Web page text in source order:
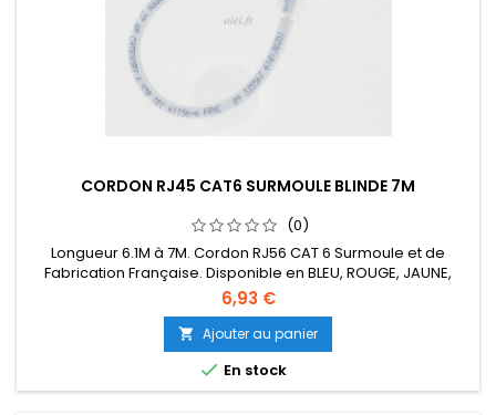
CORDON RJ45 CAT6 SURMOULE BLINDE 7M
(0)
Longueur 6.1M à 7M. Cordon RJ56 CAT 6 Surmoule et de
Fabrication Française. Disponible en BLEU, ROUGE, JAUNE,
VERT, ORANGE, NOIR, VIOLET.
6,93 €
 Ajouter au panier
 En stock